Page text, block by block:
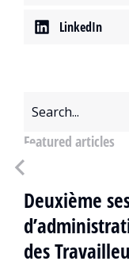
LinkedIn
Featured articles
Deuxième
des